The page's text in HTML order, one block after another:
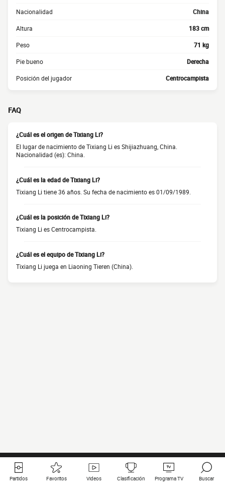
Nacionalidad China
Altura 183 cm
Peso 71 kg
Pie bueno Derecha
Posición del jugador Centrocampista
FAQ
¿Cuál es el origen de Tixiang Li?
El lugar de nacimiento de Tixiang Li es Shijiazhuang, China.
Nacionalidad (es): China.
¿Cuál es la edad de Tixiang Li?
Tixiang Li tiene 36 años. Su fecha de nacimiento es 01/09/1989.
¿Cuál es la posición de Tixiang Li?
Tixiang Li es Centrocampista.
¿Cuál es el equipo de Tixiang Li?
Tixiang Li juega en Liaoning Tieren (China).
Partidos Favoritos Videos Clasificación Programa TV Buscar